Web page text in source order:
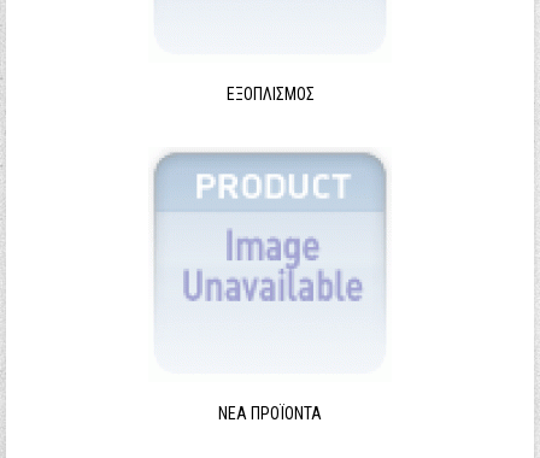
ΕΞΟΠΛΙΣΜΌΣ
ΝΈΑ ΠΡΟΪΌΝΤΑ